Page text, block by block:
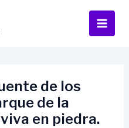
de los
de la
en piedra.